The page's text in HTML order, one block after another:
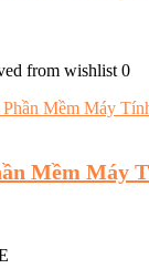
from wishlist 0
Mềm Máy